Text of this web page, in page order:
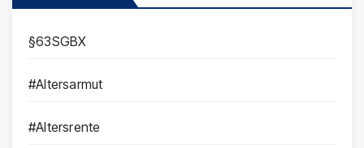
§63SGBX
#Altersarmut
#Altersrente